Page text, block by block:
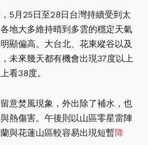
5月25日至28日台灣持續受到太
地大多維持晴到多雲的穩定天氣
顯偏高。大台北、花東縱谷以及
未來幾天都有機會出現37度以上
看38度。
意焚風現象，外出除了補水，也
熱傷害。午後則以山區零星雷陣
與花蓮山區較容易出現短暫降